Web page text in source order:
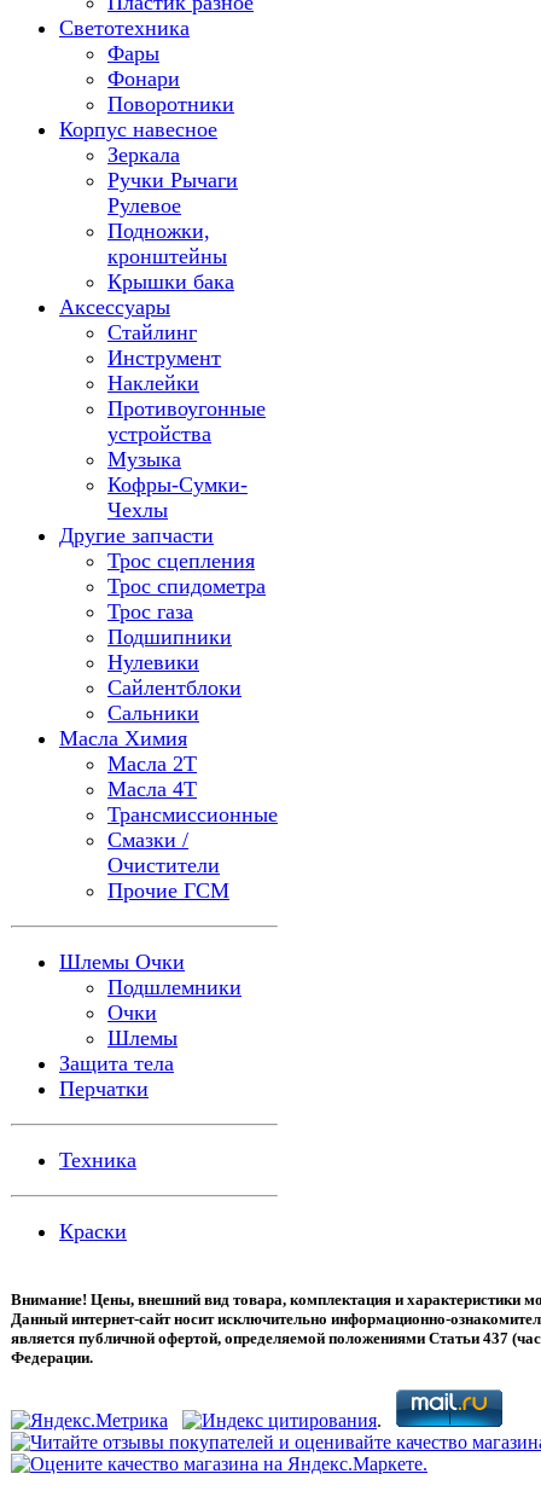
Светотехника
Фары
Фонари
Поворотники
Корпус навесное
Зеркала
Ручки Рычаги
Рулевое
Подножки,
кронштейны
Крышки бака
Аксессуары
Стайлинг
Инструмент
Наклейки
Противоугонные
устройства
Музыка
Кофры-Сумки-
Чехлы
Другие запчасти
Трос сцепления
Трос спидометра
Трос газа
Подшипники
Нулевики
Сайлентблоки
Сальники
Масла Химия
Масла 2Т
Масла 4Т
Трансмиссионные
Смазки /
Очистители
Прочие ГСМ
Шлемы Очки
Подшлемники
Очки
Шлемы
Защита тела
Перчатки
Техника
Краски
Внимание! Цены, внешний вид товара, комплектация и характеристики
Данный интернет-сайт носит исключительно информационно-
является публичной офертой, определяемой положениями Статьи 437
Федерации.
.